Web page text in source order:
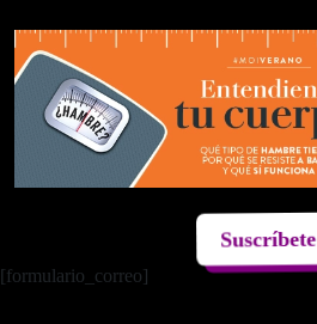
Suscríbete
[formulario_correo]